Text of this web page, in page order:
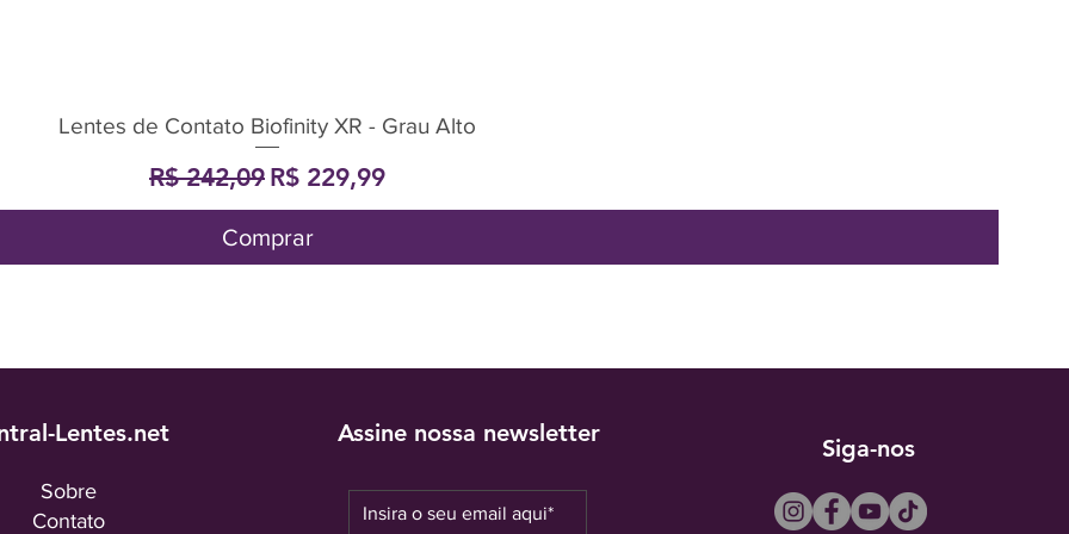
Visualização rápida
Lentes de Contato Biofinity XR - Grau Alto
Preço normal
R$ 242,09 Preço promocional
R$ 229,99
Comprar
Lentes.net
Sobre
Contato
Assine nossa newsletter
Siga-nos